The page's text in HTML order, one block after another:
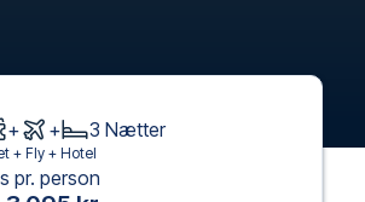
+ + 3 Nætter
+ Fly+ Hotel
pr. person